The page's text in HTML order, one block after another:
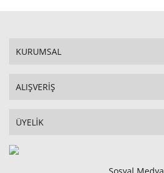
KURUMSAL
ALIŞVERİŞ
ÜYELİK
Sosyal Medya